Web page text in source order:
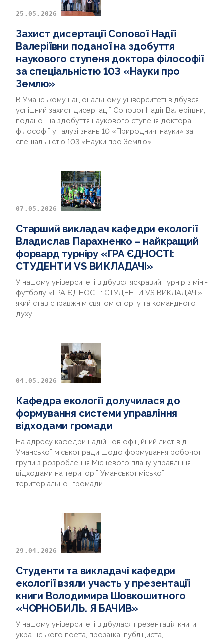
25.05.2026
Захист дисертації Сопової Надії
Валеріївни поданої на здобуття
наукового ступеня доктора філософії
за спеціальністю 103 «Науки про
Землю»
В Уманському національному університеті відбувся
успішний захист дисертації Сопової Надії Валеріївни,
поданої на здобуття наукового ступеня доктора
філософії у галузі знань 10 «Природничі науки» за
спеціальністю 103 «Науки про Землю»
07.05.2026
Старший викладач кафедри екології
Владислав Парахненко – найкращий
форвард турніру «ГРА ЄДНОСТІ:
СТУДЕНТИ VS ВИКЛАДАЧІ»
У нашому університеті відбувся яскравий турнір з міні-
футболу «ГРА ЄДНОСТІ: СТУДЕНТИ VS ВИКЛАДАЧІ»,
який став справжнім святом спорту та командного
духу
04.05.2026
Кафедра екології долучилася до
формування системи управління
відходами громади
На адресу кафедри надійшов офіційний лист від
Уманської міської ради щодо формування робочої
групи з розроблення Місцевого плану управління
відходами на території Уманської міської
територіальної громади
29.04.2026
Студенти та викладачі кафедри
екології взяли участь у презентації
книги Володимира Шовкошитного
«ЧОРНОБИЛЬ. Я БАЧИВ»
У нашому університеті відбулася презентація книги
українського поета, прозаїка, публіциста,